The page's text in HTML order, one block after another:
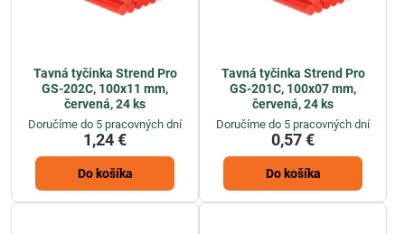
Tavná tyčinka Strend Pro
GS-202C, 100x11 mm,
červená, 24 ks
Doručíme do 5 pracovných dní
1,24 €
Do košíka
Tavná tyčinka Strend Pro
GS-201C, 100x07 mm,
červená, 24 ks
Doručíme do 5 pracovných dní
0,57 €
Do košíka